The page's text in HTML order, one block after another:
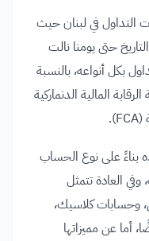
التداول في لبنان حيث
هذا التاريخ حتى يومنا نالت
بكل أنواعه، بالنسبة
المالية الدنماركية
بناءً على نوع الحساب
العادة تتمثل
وحسابات كلاسيك،
أما عن مميزاتها